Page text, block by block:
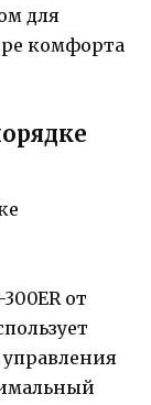
для
комфорта
от